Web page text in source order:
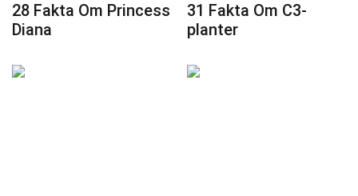
28 Fakta Om Princess
Diana
31 Fakta Om C3-
planter